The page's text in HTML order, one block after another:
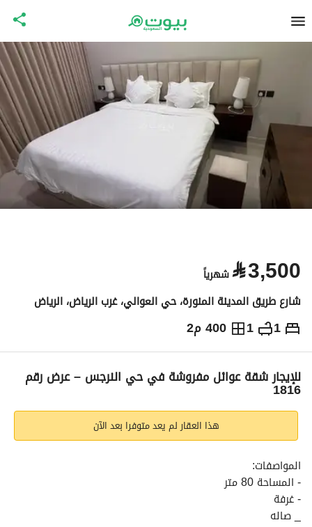
⃁3,500 شهرياً
شارع طريق المدينة المنورة، حي العوالي، غرب الرياض، الرياض
1
1 400 م2 ⃁
3,500شهرياً
الإعلان الاماكن القريبة
للإيجار شقة عوائل مفروشة في حي النرجس – عرض رقم
1816
هذا العقار لم يعد متوفرا بعد الآن
المواصفات:
- المساحة 80 متر
- غرفة
_ صاله